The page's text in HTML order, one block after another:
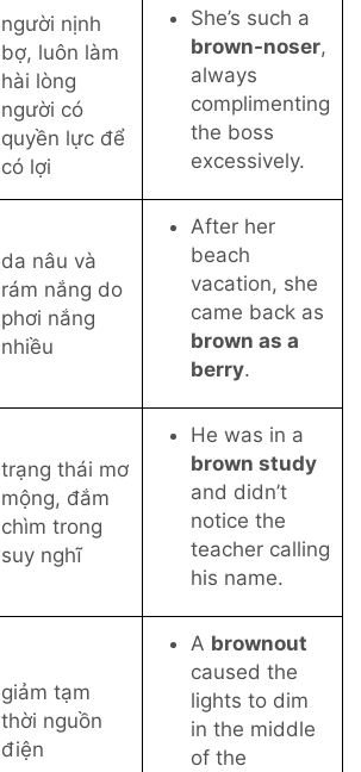
người nịnh
bợ, luôn làm
hài lòng
người có
quyền lực để
có lợi
She’s such a
brown-noser,
always
complimenting
the boss
excessively.
da nâu và
rám nắng do
phơi nắng
nhiều
After her
beach
vacation, she
came back as
brown as a
berry.
trạng thái mơ
mộng, đắm
chìm trong
suy nghĩ
He was in a
brown study
and didn’t
notice the
teacher calling
his name.
giảm tạm
thời nguồn
điện
A brownout
caused the
lights to dim
in the middle
of the